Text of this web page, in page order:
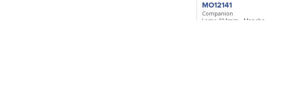
MO12141
Companion
Lame 104mm - Manche